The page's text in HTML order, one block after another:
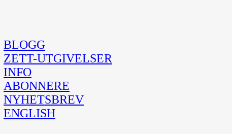
BLOGG
ZETT-UTGIVELSER
INFO
ABONNERE
NYHETSBREV
ENGLISH